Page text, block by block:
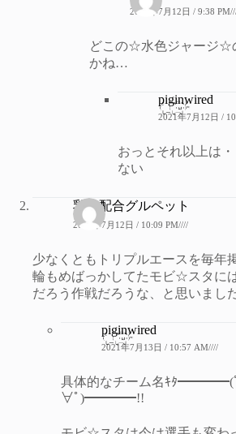
2021年7月12日 / 9:38
どこの☆水色ジャージ☆
かね…
piginwired
2021年7月12日 /
おっとそれ以上は
ない
乳酸配合グルペット
2021年7月12日 / 10:09 PM////
少なくともトリプルエースを毎年
輪もめばっかしてたモビ☆スタに
だろう作戦だろうな、と思いまし
piginwired
2021年7月13日 / 10:57 AM////
具体的なチーム名ｷﾀ━━━━(
∀ﾟ)━━━━!!